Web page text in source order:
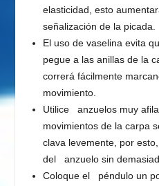
elasticidad, esto
señalización de la picada.
El uso de vaselina evita
pegue a las anillas de la
correrá fácilmente
movimiento.
Utilice anzuelos muy
movimientos de la carpa
clava levemente, por
del anzuelo sin
Coloque el péndulo un